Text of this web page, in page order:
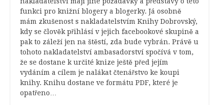
funkci pro knižní blogery a blogerky. Já osobně
mám zkušenost s nakladatelstvím Knihy Dobrovský,
kdy se člověk přihlásí v jejich facebookové skupině a
pak to záleží jen na štěstí, zda bude vybrán. Právě u
tohoto nakladatelství ambasadorství spočívá v tom,
že se dostane k určité knize ještě před jejím
vydáním a cílem je nalákat čtenářstvo ke koupi
knihy. Knihu dostane ve formátu PDF, které je
opatřeno…